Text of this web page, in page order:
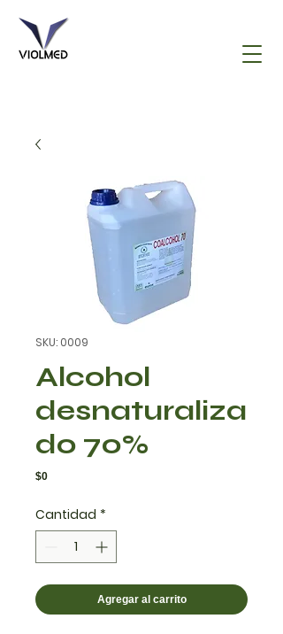
SKU: 0009
Alcohol
desnaturaliza
do 70%
$0Precio
Cantidad *
Agregar al carrito